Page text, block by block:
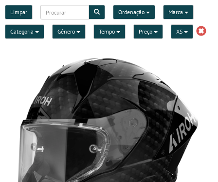
Limpar Ordenação Marca
Categoria Género Tempo Preço XS